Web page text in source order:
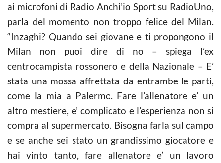
ai microfoni di Radio Anchi’io Sport su RadioUno,
parla del momento non troppo felice del Milan.
“Inzaghi? Quando sei giovane e ti propongono il
Milan non puoi dire di no – spiega l’ex
centrocampista rossonero e della Nazionale – E’
stata una mossa affrettata da entrambe le parti,
come la mia a Palermo. Fare l’allenatore e’ un
altro mestiere, e’ complicato e l’esperienza non si
compra al supermercato. Bisogna farla sul campo
e se anche sei stato un grandissimo giocatore e
hai vinto tanto, fare allenatore e’ un lavoro